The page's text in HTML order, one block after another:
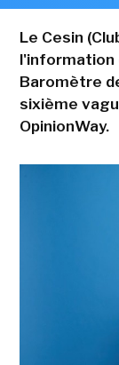
Le Cesin
l'information
Baromètre
sixième
OpinionWay.